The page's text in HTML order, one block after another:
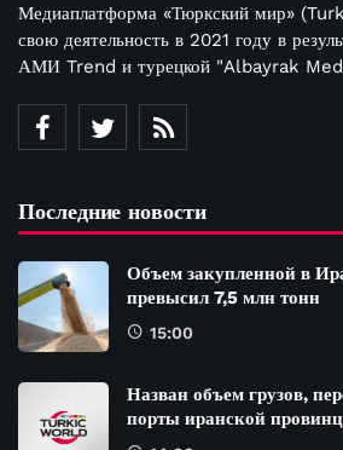
Медиаплатформа «Тюркский мир»
свою деятельность в 2021 году в
АМИ Trend и турецкой "Albayrak
Последние новости
Объем закупленной в
превысил 7,5 млн тонн
15:00
Назван объем грузов,
порты иранской